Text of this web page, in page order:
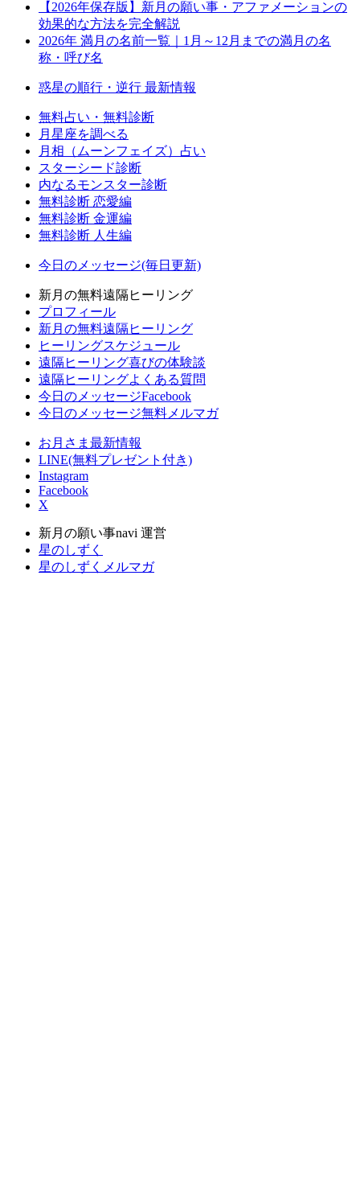
【2026年保存版】新月の願い事・アファメーションの
効果的な方法を完全解説
2026年 満月の名前一覧｜1月～12月までの満月の名
称・呼び名
惑星の順行・逆行 最新情報
無料占い・無料診断
月星座を調べる
月相（ムーンフェイズ）占い
スターシード診断
内なるモンスター診断
無料診断 恋愛編
無料診断 金運編
無料診断 人生編
今日のメッセージ(毎日更新)
新月の無料遠隔ヒーリング
プロフィール
新月の無料遠隔ヒーリング
ヒーリングスケジュール
遠隔ヒーリング喜びの体験談
遠隔ヒーリングよくある質問
今日のメッセージFacebook
今日のメッセージ無料メルマガ
お月さま最新情報
LINE(無料プレゼント付き)
Instagram
Facebook
X
新月の願い事navi 運営
星のしずく
星のしずくメルマガ